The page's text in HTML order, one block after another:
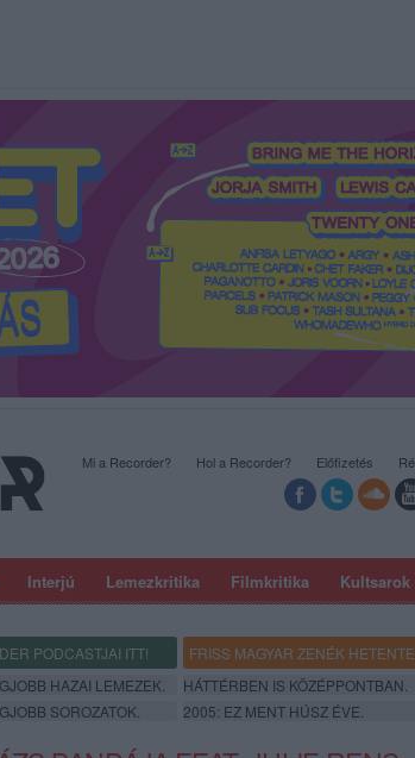
Interjú Lemezkritika Filmkritika Kultsarok
Mi a Recorder? Hol a Recorder? Előfizetés
PODCASTJAI ITT!
FRISS MAGYAR ZENÉK
HAZAI LEMEZEK.
HÁTTÉRBEN IS KÖZÉPPONTBAN.
SOROZATOK. 2005: EZ MENT HÚSZ ÉVE.